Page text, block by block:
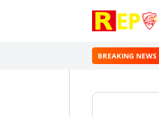
BREAKING NEWS